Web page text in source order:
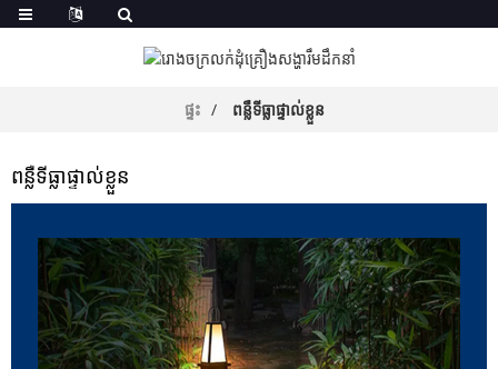
ផ្ទះ ពន្លឺទីធ្លាផ្ទាល់ខ្លួន
ពន្លឺទីធ្លាផ្ទាល់ខ្លួន